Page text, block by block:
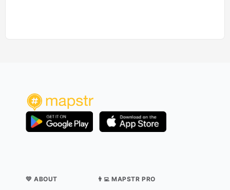
💛 ABOUT 👨‍💻 MAPSTR PRO